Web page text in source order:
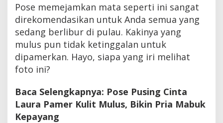
Pose memejamkan mata seperti ini sangat
direkomendasikan untuk Anda semua yang
sedang berlibur di pulau. Kakinya yang
mulus pun tidak ketinggalan untuk
dipamerkan. Hayo, siapa yang iri melihat
foto ini?
Baca Selengkapnya: Pose Pusing Cinta
Laura Pamer Kulit Mulus, Bikin Pria Mabuk
Kepayang